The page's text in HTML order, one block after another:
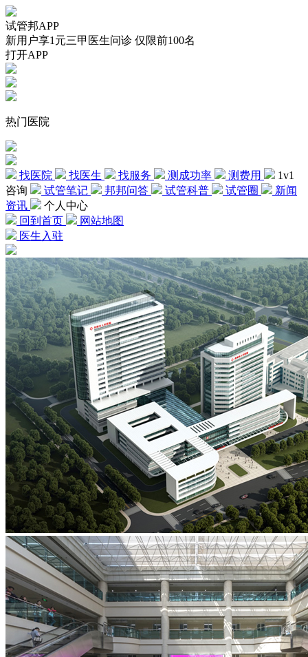
试管邦APP
新用户享1元三甲医生问诊 仅限前100名
打开APP
热门医院
找医院 找医生 找服务 测成功率 测费用
1v1
咨询
试管笔记 邦邦问答 试管科普 试管圈
新闻
资讯
个人中心
回到首页
网站地图
医生入驻